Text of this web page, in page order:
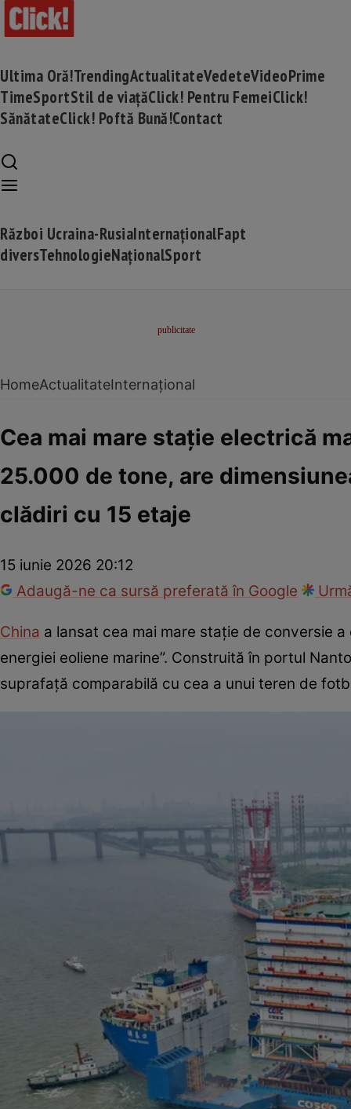
Ultima Oră!TrendingActualitateVedeteVideoPrime
TimeSportStil de viațăClick! Pentru FemeiClick!
SănătateClick! Poftă Bună!Contact
Război Ucraina-RusiaInternaționalFapt
diversTehnologieNaționalSport
HomeActualitateInternațional
Cea mai mare stație electrică
25.000 de tone, are
clădiri cu 15 etaje
15 iunie 2026 20:12
Adaugă-ne ca sursă preferată în Google
China a lansat cea mai mare stație de conversie
energiei eoliene marine”. Construită în portul
suprafață comparabilă cu cea a unui teren de